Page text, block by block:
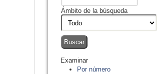
Ámbito de la búsqueda
Examinar
Por número